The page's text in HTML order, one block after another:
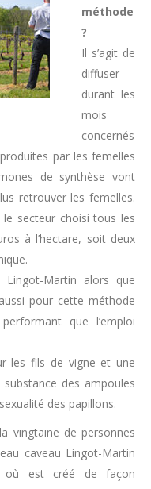
méthode
?
Il s’agit de
diffuser
durant les
mois
concernés
par les femelles
de synthèse vont
retrouver les femelles.
secteur choisi tous les
à l’hectare, soit deux
Martin alors que
pour cette méthode
que l’emploi
les fils de vigne et une
des ampoules
des papillons.
vingtaine de personnes
caveau Lingot-Martin
où est créé de façon